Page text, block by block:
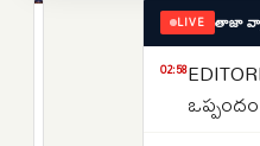
LIVE తాజా
02:58